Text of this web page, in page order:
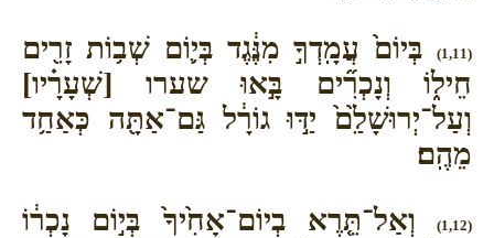
(1,11)
בְּיוֹם֙ עֲמָֽדְךָ֣ מִנֶּ֔גֶד בְּי֛וֹם שְׁב֥וֹת זָרִ֖ים
חֵיל֑וֹ וְנָכְרִ֞ים בָּ֣אוּ שערו [שְׁעָרָ֗יו]
וְעַל־יְרוּשָׁלִַ֙ם֙ יַדּ֣וּ גוֹרָ֔ל גַּם־אַתָּ֖ה כְּאַחַ֥ד
מֵהֶֽם׃
(1,12)
וְאַל־תֵּ֤רֶא בְיוֹם־אָחִ֙יךָ֙ בְּי֣וֹם נָכְר֔וֹ